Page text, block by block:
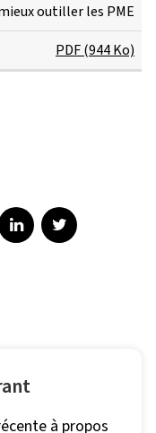
outiller les PME
PDF (944 Ko)
sur Facebook
Partager surPartager sur
à propos